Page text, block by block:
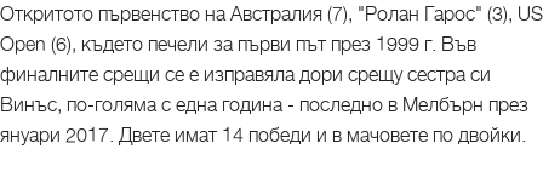
Откритото първенство на Австралия (7), "Ролан Гарос" (3), US
Open (6), където печели за първи път през 1999 г. Във
финалните срещи се е изправяла дори срещу сестра си
Винъс, по-голяма с една година - последно в Мелбърн през
януари 2017. Двете имат 14 победи и в мачовете по двойки.